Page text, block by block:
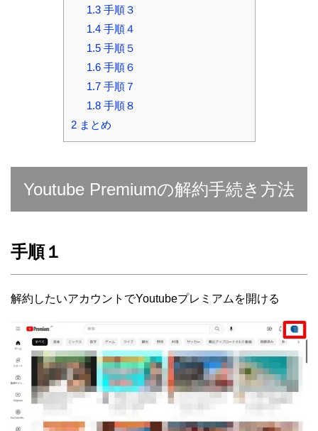
1.3 手順３
1.4 手順４
1.5 手順５
1.6 手順６
1.7 手順７
1.8 手順８
2まとめ
Youtube Premiumの解約手続き方法
手順１
解約したいアカウントでYoutubeプレミアムを開ける